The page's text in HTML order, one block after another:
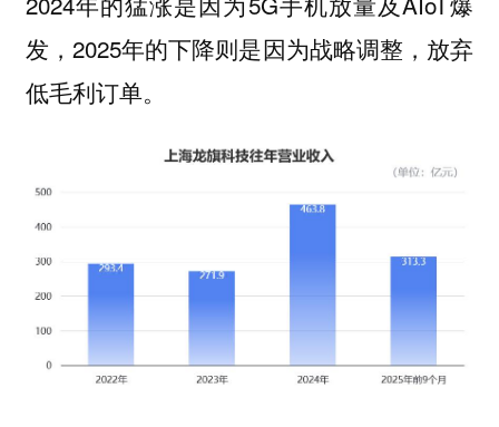
发，2025年的下降则是因为战略调整，放弃
低毛利订单。